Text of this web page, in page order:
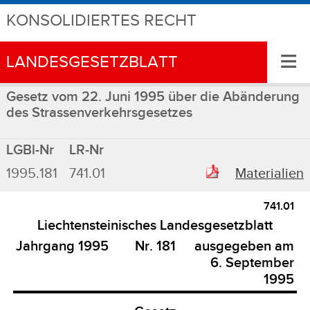
KONSOLIDIERTES RECHT
LANDESGESETZBLATT ≡
Gesetz vom 22. Juni 1995 über die Abänderung
des Strassenverkehrsgesetzes
LGBl-Nr
LR-Nr
1995.181
741.01 Materialien